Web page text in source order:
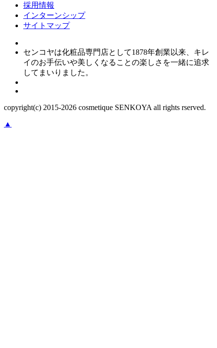
採用情報
インターンシップ
サイトマップ
センコヤは化粧品専門店として1878年創業以来、キレ
イのお手伝いや美しくなることの楽しさを一緒に追求
してまいりました。
copyright(c) 2015-2026 cosmetique SENKOYA all rights rserved.
▲